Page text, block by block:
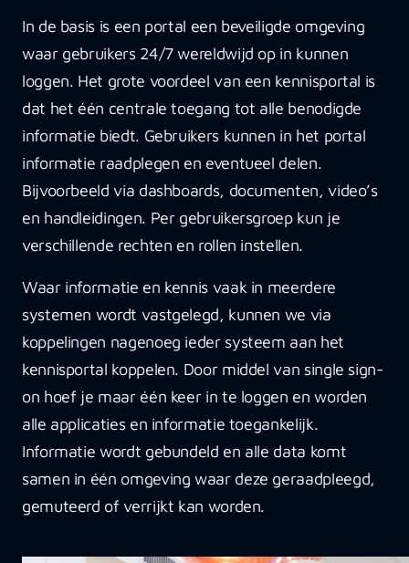
In de basis is een portal een beveiligde omgeving
waar gebruikers 24/7 wereldwijd op in kunnen
loggen. Het grote voordeel van een kennisportal is
dat het één centrale toegang tot alle benodigde
informatie biedt. Gebruikers kunnen in het portal
informatie raadplegen en eventueel delen.
Bijvoorbeeld via dashboards, documenten, video’s
en handleidingen. Per gebruikersgroep kun je
verschillende rechten en rollen instellen.
Waar informatie en kennis vaak in meerdere
systemen wordt vastgelegd, kunnen we via
koppelingen nagenoeg ieder systeem aan het
kennisportal koppelen. Door middel van single sign-
on hoef je maar één keer in te loggen en worden
alle applicaties en informatie toegankelijk.
Informatie wordt gebundeld en alle data komt
samen in één omgeving waar deze geraadpleegd,
gemuteerd of verrijkt kan worden.